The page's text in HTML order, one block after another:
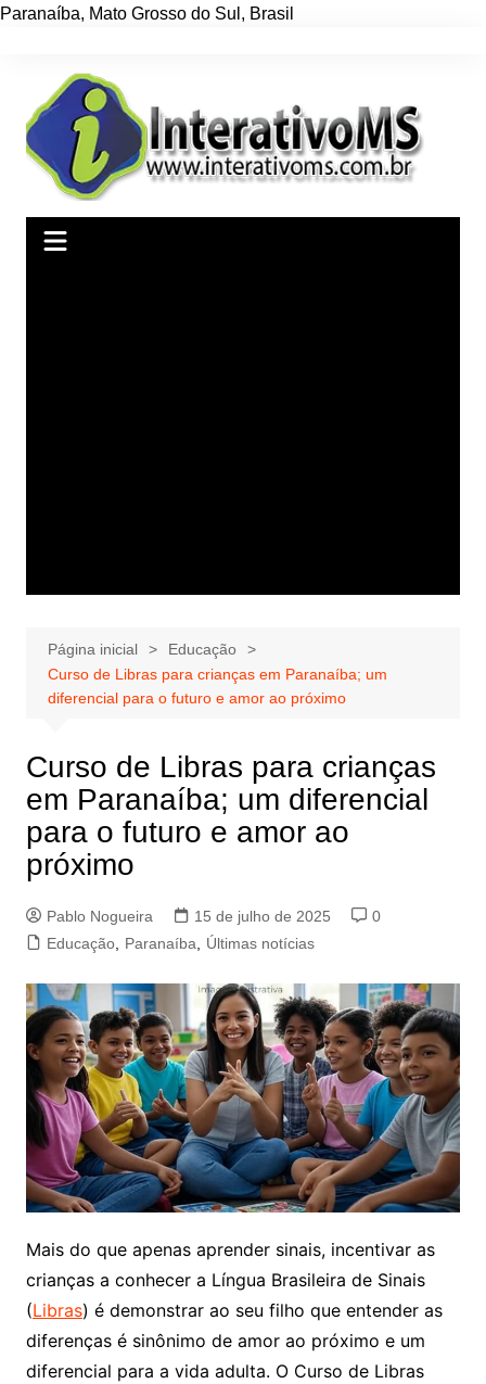
Paranaíba, Mato Grosso do Sul , Brasil
conteúdo
Página inicial
Educação
Curso de Libras para crianças em Paranaíba; um
diferencial para o futuro e amor ao próximo
Curso de Libras para crianças
em Paranaíba; um diferencial
para o futuro e amor ao
próximo
Pablo Nogueira 15 de julho de 2025
0
Educação, Paranaíba Últimas notícias
Mais do que apenas aprender sinais, incentivar as
crianças a conhecer a Língua Brasileira de Sinais
(Libras) é demonstrar ao seu filho que entender as
diferenças é sinônimo de amor ao próximo e um
diferencial para a vida adulta. O Curso de Libras